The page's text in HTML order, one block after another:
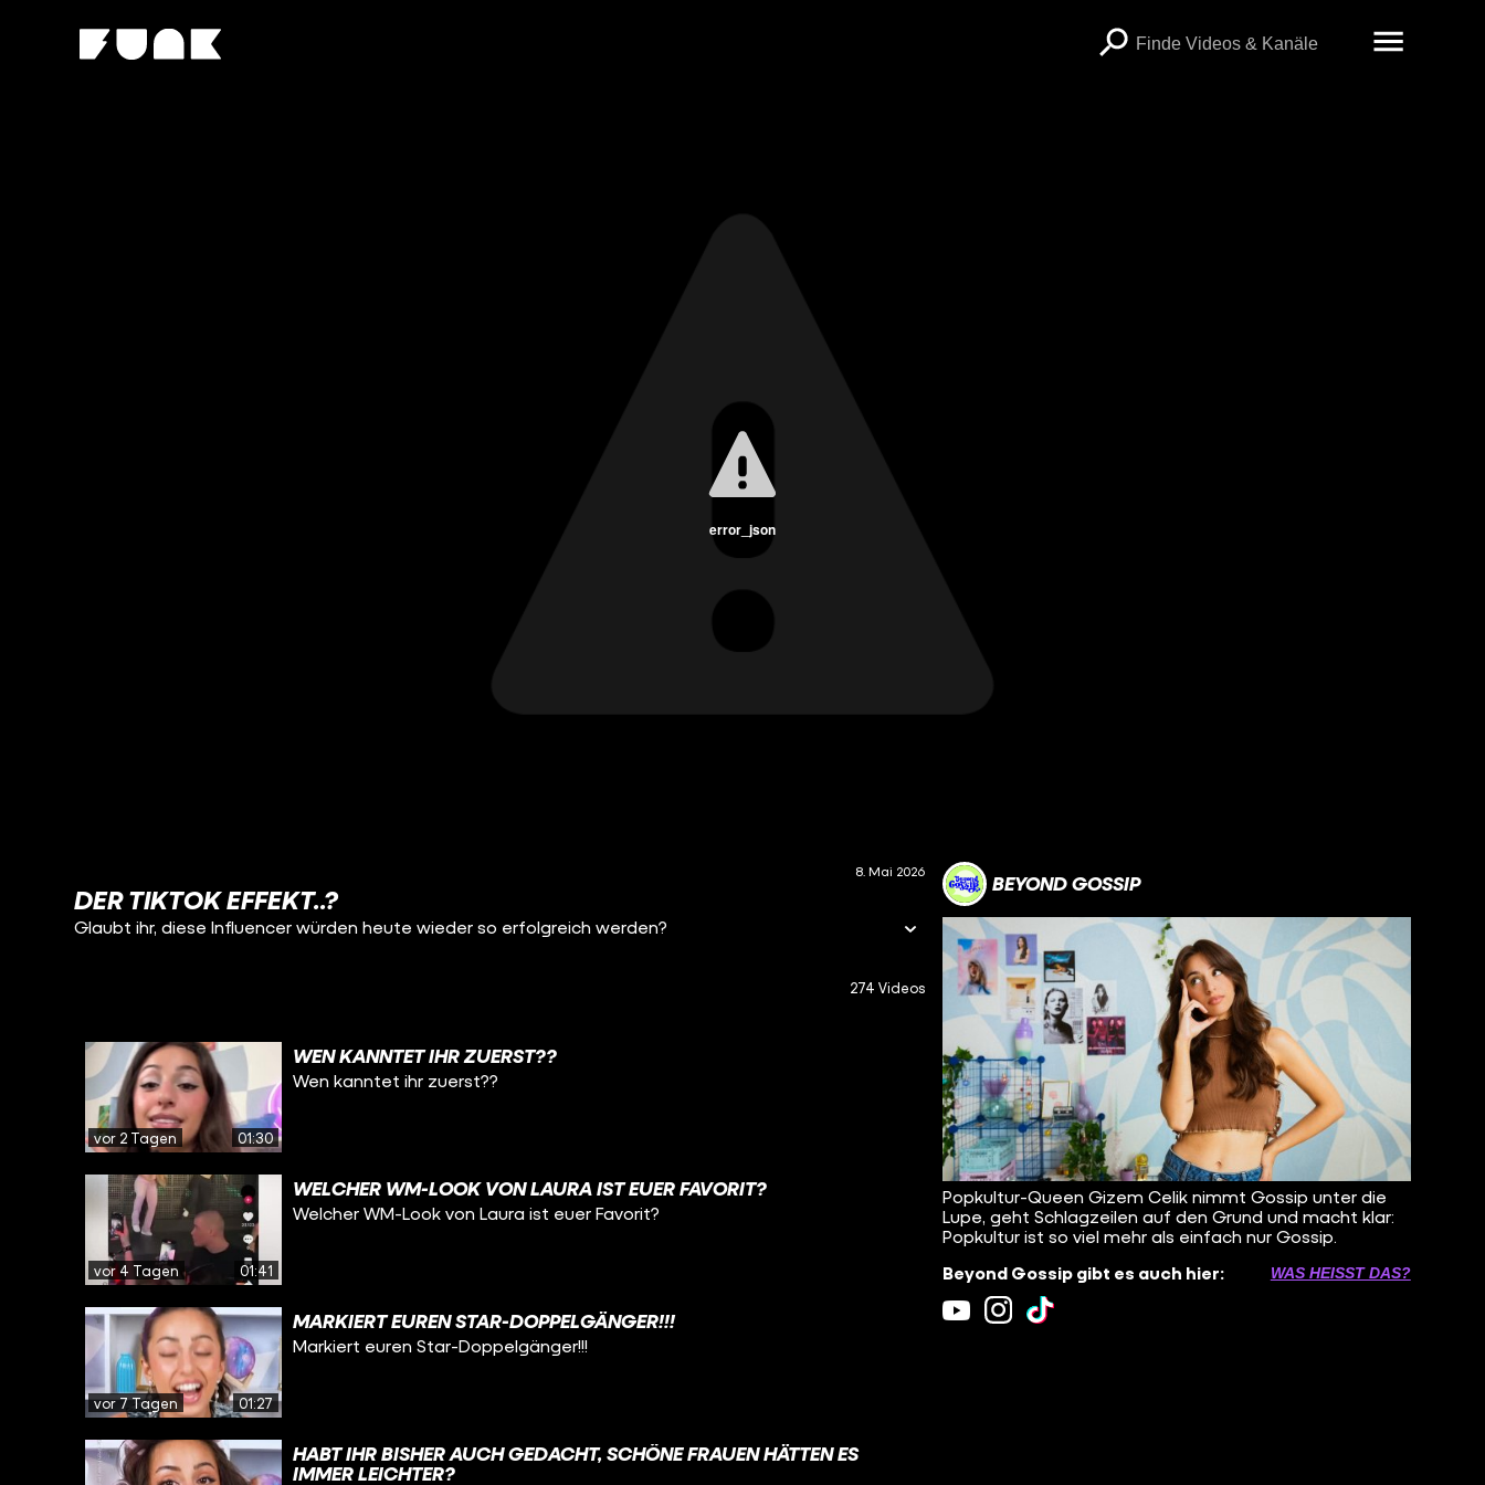
error_json
BEYOND GOSSIP
Popkultur-Queen Gizem Celik nimmt Gossip unter die
Lupe, geht Schlagzeilen auf den Grund und macht klar:
Popkultur ist so viel mehr als einfach nur Gossip.
Beyond Gossip gibt es auch hier:
WAS HEISST DAS?
8. Mai 2026
DER TIKTOK EFFEKT..?
Glaubt ihr, diese Influencer würden heute wieder so erfolgreich werden?
274 Videos
vor 2 Tagen 01:30
WEN KANNTET IHR ZUERST??
Wen kanntet ihr zuerst??
vor 4 Tagen 01:41
WELCHER WM-LOOK VON LAURA IST EUER FAVORIT?
Welcher WM-Look von Laura ist euer Favorit?
vor 7 Tagen 01:27
MARKIERT EUREN STAR-DOPPELGÄNGER!!!
Markiert euren Star-Doppelgänger!!!
HABT IHR BISHER AUCH GEDACHT, SCHÖNE FRAUEN HÄTTEN ES
IMMER LEICHTER?